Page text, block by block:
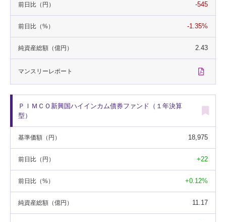
前日比 （円） -545
前日比 （%） -1.35%
純資産総額 （億円） 2.43
マンスリーレポート
ＰＩＭＣＯ新興国ハイインカム債券ファンド（１年決算
型）
基準価額 （円） 18,975
前日比 （円） +22
前日比 （%） +0.12%
純資産総額 （億円） 11.17